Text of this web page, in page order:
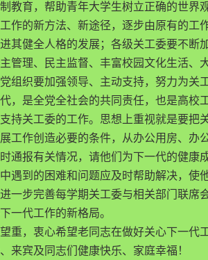
教育，帮助青年大学生树立正确的世
作的新方法、新途径，逐步由原有的
其健全人格的发展；各级关工委要不
管理、民主监督、丰富校园文化生活、
织要加强领导、主动支持，努力为关
是全党全社会的共同责任，也是高校
支持关工委的工作。思想上重视就是要
工作创造必要的条件，从办公用房、
通报有关情况，请他们为下一代的健
遇到的困难和问题应及时帮助解决，
一步完善每学期关工委与相关部门联
一代工作的新格局。
，衷心希望老同志在做好关心下一代
来宾及同志们健康快乐、家庭幸福！